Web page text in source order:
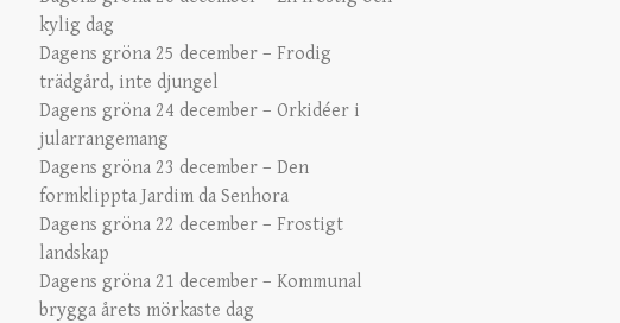
kylig dag
Dagens gröna 25 december – Frodig
trädgård, inte djungel
Dagens gröna 24 december – Orkidéer i
jularrangemang
Dagens gröna 23 december – Den
formklippta Jardim da Senhora
Dagens gröna 22 december – Frostigt
landskap
Dagens gröna 21 december – Kommunal
brygga årets mörkaste dag